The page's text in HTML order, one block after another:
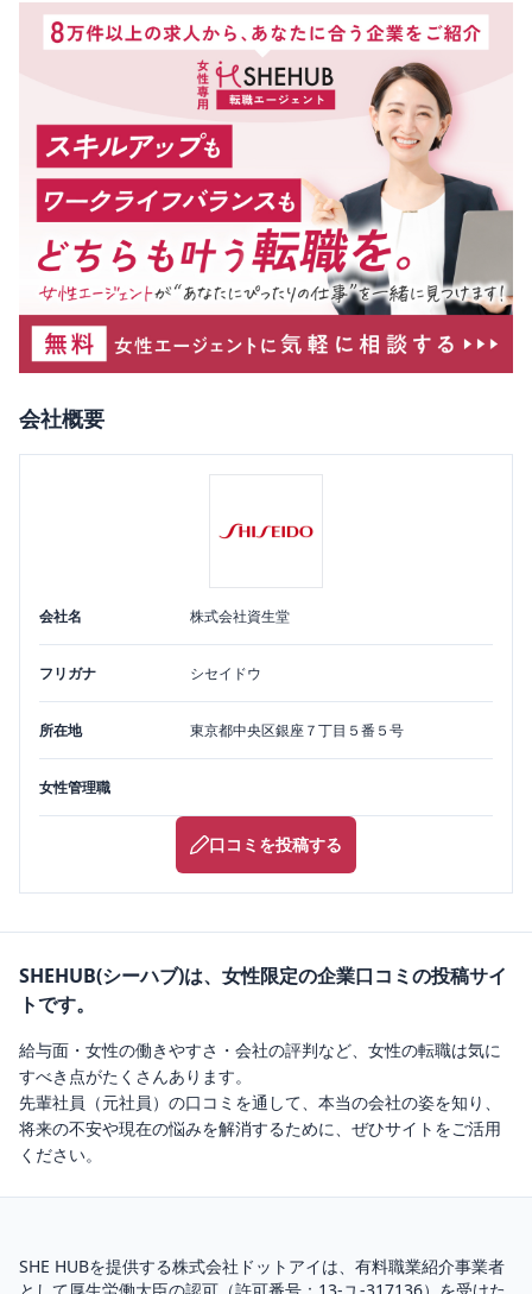
会社概要
会社名 株式会社資生堂
フリガナ シセイドウ
所在地 東京都中央区銀座７丁目５番５号
女性管理職
口コミを投稿する
SHEHUB(シーハブ)は、女性限定の企業口コミの投稿サイ
トです。
給与面・女性の働きやすさ・会社の評判など、女性の転職は気に
すべき点がたくさんあります。
先輩社員（元社員）の口コミを通して、本当の会社の姿を知り、
将来の不安や現在の悩みを解消するために、ぜひサイトをご活用
ください。
SHE HUBを提供する株式会社ドットアイは、 有料職業紹介事業者